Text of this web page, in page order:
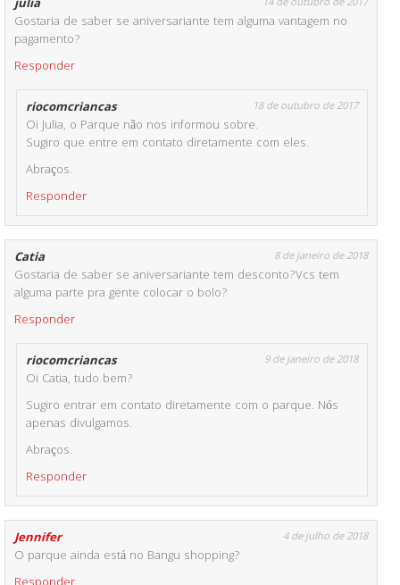
julia
Gostaria de saber se aniversariante tem alguma vantagem no
pagamento?
Responder
riocomcriancas 18 de outubro de 2017
Oi Julia, o Parque não nos informou sobre.
Sugiro que entre em contato diretamente com eles.
Abraços.
Responder
Catia 8 de janeiro de 2018
Gostaria de saber se aniversariante tem desconto?Vcs tem
alguma parte pra gente colocar o bolo?
Responder
riocomcriancas 9 de janeiro de 2018
Oi Catia, tudo bem?
Sugiro entrar em contato diretamente com o parque. Nós
apenas divulgamos.
Abraços.
Responder
Jennifer 4 de julho de 2018
O parque ainda está no Bangu shopping?